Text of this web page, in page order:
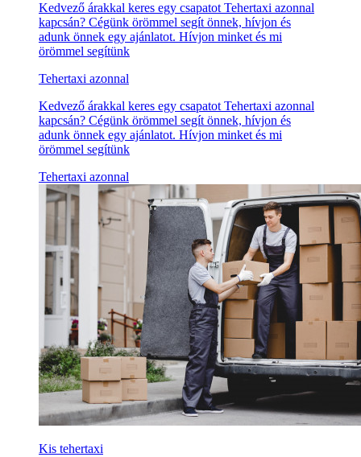
Kedvező árakkal keres egy csapatot Tehertaxi azonnal
kapcsán? Cégünk örömmel segít önnek, hívjon és
adunk önnek egy ajánlatot. Hívjon minket és mi
örömmel segítünk
Tehertaxi azonnal
Kedvező árakkal keres egy csapatot Tehertaxi azonnal
kapcsán? Cégünk örömmel segít önnek, hívjon és
adunk önnek egy ajánlatot. Hívjon minket és mi
örömmel segítünk
Tehertaxi azonnal
Kis tehertaxi